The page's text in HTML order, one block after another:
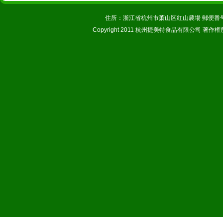
住所：浙江省杭州市萧山区红山農場 郵便
Copyright 2011 杭州捷美特食品有限公司 著作権